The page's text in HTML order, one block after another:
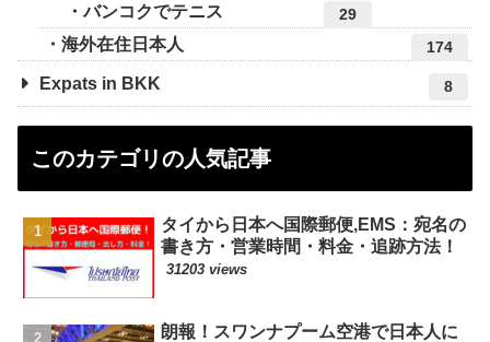
バンコクでテニス 29
海外在住日本人 174
Expats in BKK 8
このカテゴリの人気記事
タイから日本へ国際郵便,EMS：宛名の
書き方・営業時間・料金・追跡方法！
31203 views
朗報！スワンナプーム空港で日本人に